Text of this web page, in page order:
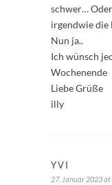
schwer…
irgendwie die
Nun ja..
Ich wünsch
Wochenende
Liebe Grüße
illy
YVI
27. Januar 2023 at